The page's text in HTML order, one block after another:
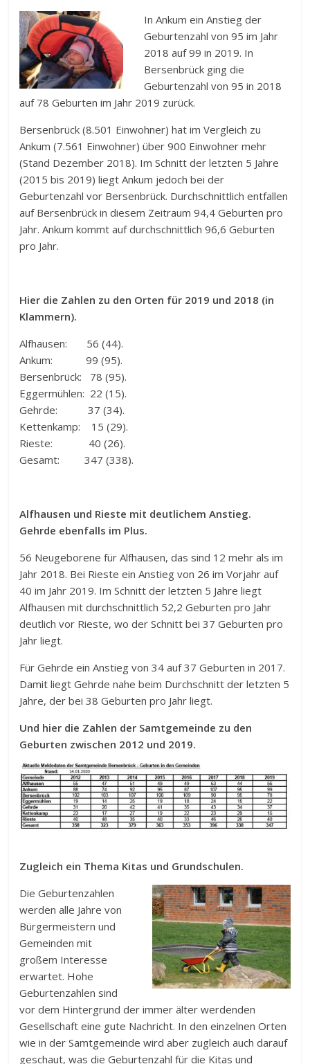
In Ankum ein Anstieg der
Geburtenzahl von 95 im Jahr
2018 auf 99 in 2019. In
Bersenbrück ging die
Geburtenzahl von 95 in 2018
auf 78 Geburten im Jahr 2019 zurück.
Bersenbrück (8.501 Einwohner) hat im Vergleich zu
Ankum (7.561 Einwohner) über 900 Einwohner mehr
(Stand Dezember 2018). Im Schnitt der letzten 5 Jahre
(2015 bis 2019) liegt Ankum jedoch bei der
Geburtenzahl vor Bersenbrück. Durchschnittlich entfallen
auf Bersenbrück in diesem Zeitraum 94,4 Geburten pro
Jahr. Ankum kommt auf durchschnittlich 96,6 Geburten
pro Jahr.
Hier die Zahlen zu den Orten für 2019 und 2018 (in
Klammern).
Alfhausen: 56 (44).
Ankum: 99 (95).
Bersenbrück: 78 (95).
Eggermühlen: 22 (15).
Gehrde: 37 (34).
Kettenkamp: 15 (29).
Rieste: 40 (26).
Gesamt: 347 (338).
Alfhausen und Rieste mit deutlichem Anstieg.
Gehrde ebenfalls im Plus.
56 Neugeborene für Alfhausen, das sind 12 mehr als im
Jahr 2018. Bei Rieste ein Anstieg von 26 im Vorjahr auf
40 im Jahr 2019. Im Schnitt der letzten 5 Jahre liegt
Alfhausen mit durchschnittlich 52,2 Geburten pro Jahr
deutlich vor Rieste, wo der Schnitt bei 37 Geburten pro
Jahr liegt.
Für Gehrde ein Anstieg von 34 auf 37 Geburten in 2017.
Damit liegt Gehrde nahe beim Durchschnitt der letzten 5
Jahre, der bei 38 Geburten pro Jahr liegt.
Und hier die Zahlen der Samtgemeinde zu den
Geburten zwischen 2012 und 2019.
Zugleich ein Thema Kitas und Grundschulen.
Die Geburtenzahlen
werden alle Jahre von
Bürgermeistern und
Gemeinden mit
großem Interesse
erwartet. Hohe
Geburtenzahlen sind
vor dem Hintergrund der immer älter werdenden
Gesellschaft eine gute Nachricht. In den einzelnen Orten
wie in der Samtgemeinde wird aber zugleich auch darauf
geschaut, was die Geburtenzahl für die Kitas und